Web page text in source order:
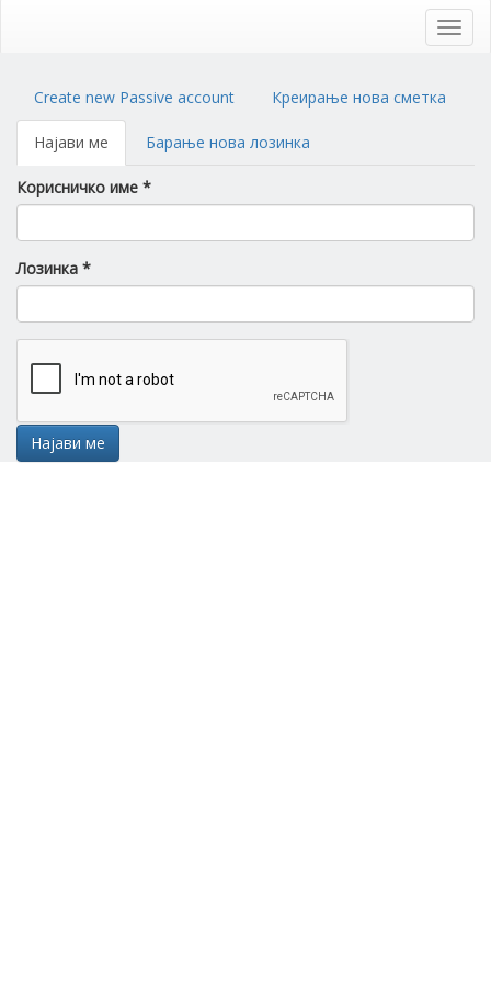
Primary
tabs
Create new Passive account Креирање нова сметка
Најави ме (activeБарање нова лозинка
Корисничко име *
Лозинка *
Најави ме